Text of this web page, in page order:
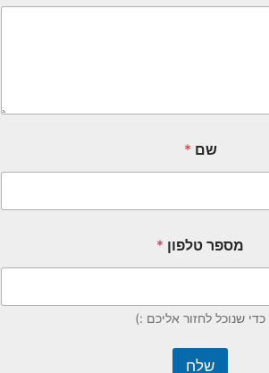
שם *
מספר טלפון *
כדי שנוכל לחזור אליכם :)
שלח